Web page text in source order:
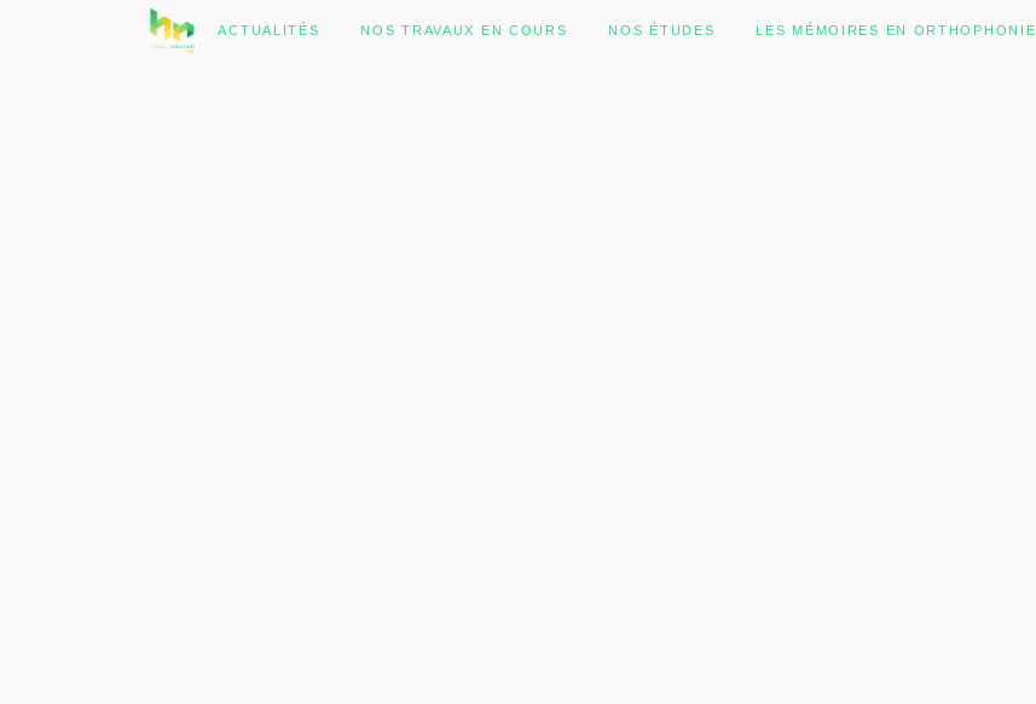
ACTUALITÉS NOS TRAVAUX EN COURS NOS ÉTUDES LES MÉMOIRES EN ORTHOPHONIE
No posts were found.